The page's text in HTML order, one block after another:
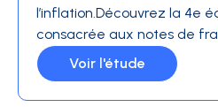
l’inflation.Découvrez la 4e
consacrée aux notes de
Voir l'étude